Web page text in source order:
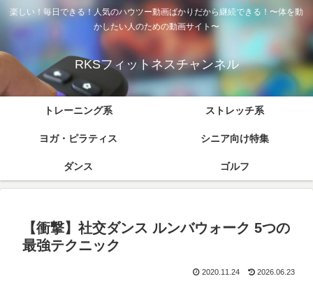
楽しい！毎日できる！人気のハウツー動画ばかりだから継続できる！〜体を動
かしたい人のための動画サイト〜
RKSフィットネスチャンネル
トレーニング系 ストレッチ系
ヨガ・ピラティス シニア向け特集
ダンス ゴルフ
【衝撃】社交ダンス ルンバウォーク 5つの
最強テクニック
2020.11.24 2026.06.23